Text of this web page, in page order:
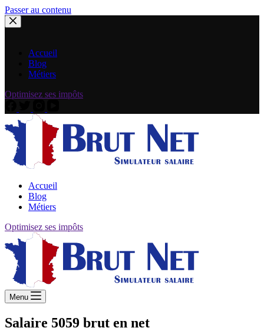
Passer au contenu
Accueil
Blog
Métiers
Optimisez ses impôts
Accueil
Blog
Métiers
Optimisez ses impôts
Menu
Salaire 5059 brut en net